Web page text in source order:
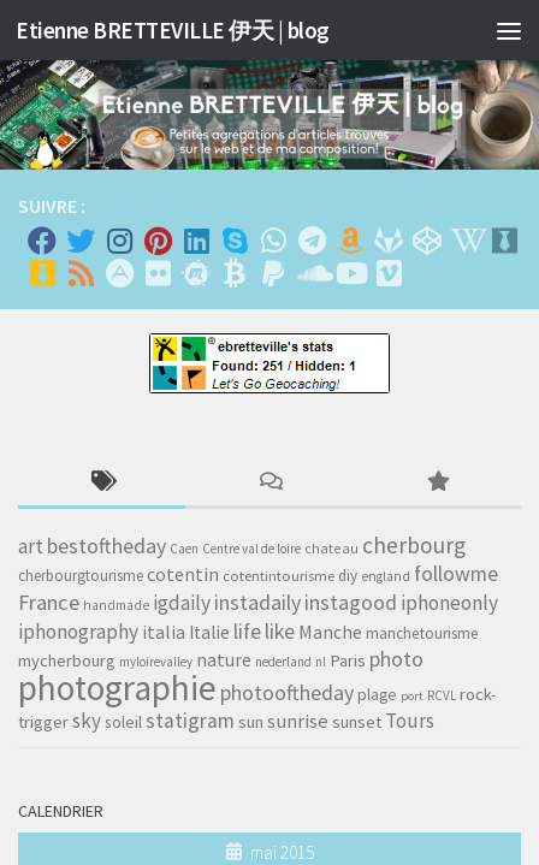
Skip to content
Etienne BRETTEVILLE 伊天 | blog
SUIVRE :
art bestoftheday Caen Centre val de loire chateau cherbourg
cherbourgtourismecotentin cotentintourisme diy england followme
France handmade igdailyinstadailyinstagood iphoneonly
iphonography italia Italie lifelike Manche manchetourisme
mycherbourg myloirevalley nature nederland nl Paris photo
photographie photooftheday plage port RCVL rock-
triggerskysoleilstatigram sun sunrise sunset Tours
CALENDRIER
mai 2015